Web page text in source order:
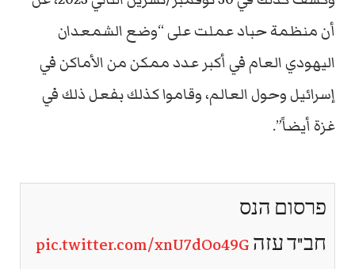
أن منظمة حباد عملت على “وضع الشمعدان
اليهودي العام في أكبر عدد ممكن من الأماكن في
إسرائيل وحول العالم، وقاموا كذلك بفعل ذلك في
غزة أيضاً”.
פרסום הנס
חב"ד עזהpic.twitter.com/xnU7dOo49G